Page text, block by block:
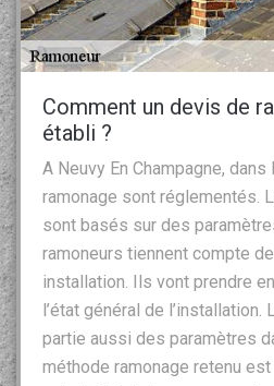
Comment un devis de
établi ?
A Neuvy En Champagne,
ramonage sont réglementés.
sont basés sur des
ramoneurs tiennent compte
installation. Ils vont prendre
l’état général de
partie aussi des paramètres
méthode ramonage retenu